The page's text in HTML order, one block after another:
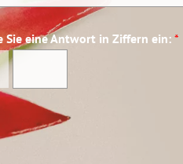
Sie eine Antwort in Ziffern ein: *